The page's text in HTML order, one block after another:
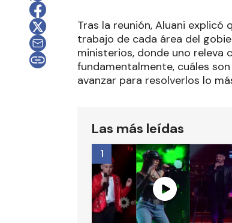
Tras la reunión, Aluani
trabajo de cada área del
ministerios, donde uno releva
fundamentalmente, cuáles
avanzar para resolverlos lo
Las más leídas
1